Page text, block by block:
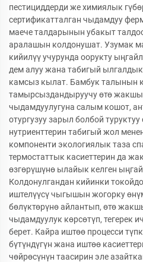
пестициддерди же химиялык
сертификатталган чыдамдуу
маече талдарынын убакыт
аралашын колдонушат. Узумак
кийилүү учурунда оорукту
дем алуу жана табигый
камсыз кылат. Бамбук талынын
тамырсыздандыруучу өтө
чыдамдуулугуна салым кошот,
отургузуу зарыл болбой
нутриенттерин табигый жол
компоненти экологиялык таза
термостаттык касиеттерин да
өзгөрүшүнө ылайык келген
Колдонулгандан кийинки
иштелүүсү чыгышын жогорку
бөлүктөрүнө айлантып, өтө
чыдамдуулук көрсөтүп, тегерек
берет. Кайра иштөө процесси
бүтүндүгүн жана иштөө
чөйрөсүнүн таасирин эле